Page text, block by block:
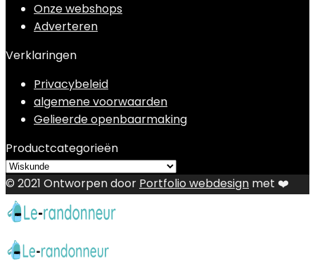
Onze webshops
Adverteren
Verklaringen
Privacybeleid
algemene voorwaarden
Gelieerde openbaarmaking
Productcategorieën
© 2021 Ontworpen door Portfolio webdesign met ❤️